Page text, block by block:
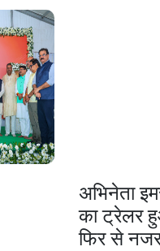
अभिनेता
का ट्रेलर
फिर से